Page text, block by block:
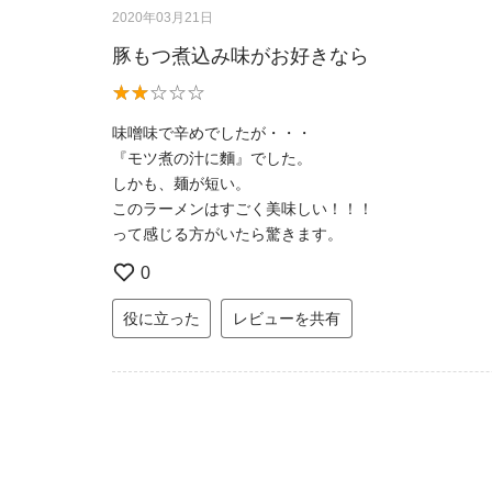
2020年03月21日
豚もつ煮込み味がお好きなら
味噌味で辛めでしたが・・・
『モツ煮の汁に麵』でした。
しかも、麺が短い。
このラーメンはすごく美味しい！！！
って感じる方がいたら驚きます。
0
役に立った レビューを共有